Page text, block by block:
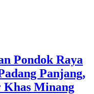
Pondok Raya
Panjang,
Minang